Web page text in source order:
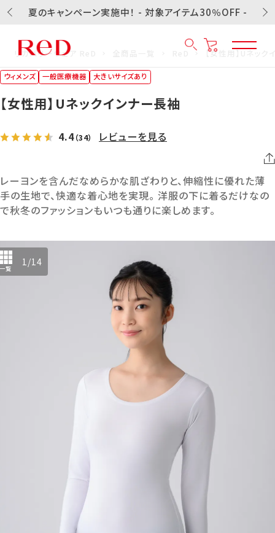
夏のキャンペーン実施中！ - 対象アイテム30％OFF -
リカバリーウェア ReD 【女性用】Uネッ
ウィメンズ 一般医療機器 大きいサイズあり
【女性用】Uネックインナー長袖
4.4（34） レビューを見る
レーヨンを含んだなめらかな肌ざわりと、伸縮性に優れた薄
手の生地で、快適な着心地を実現。 洋服の下に着るだけなの
で秋冬のファッションもいつも通りに楽しめます。
一覧
1/14